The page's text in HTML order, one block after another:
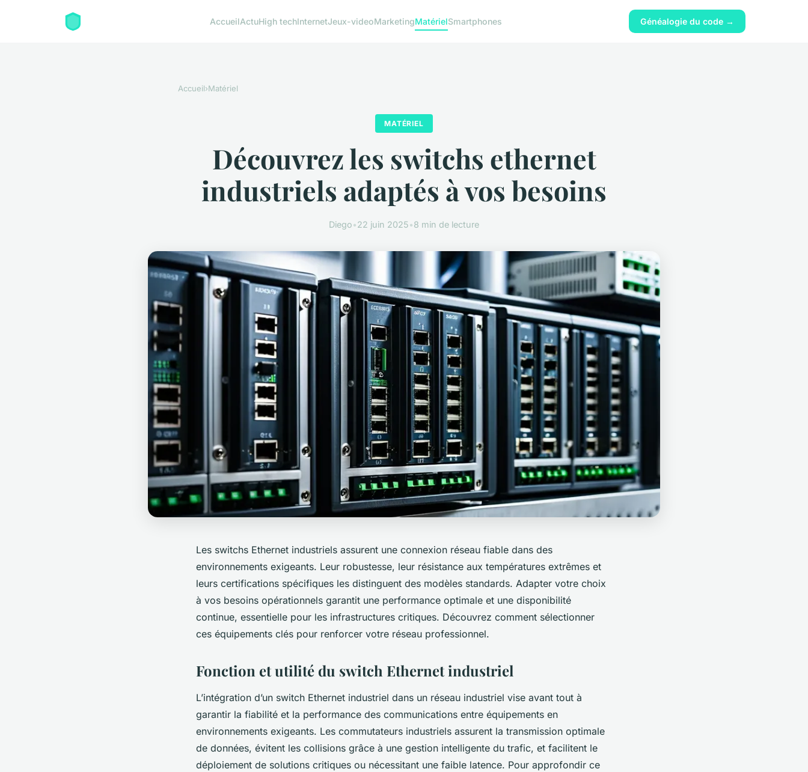
AccueilActuHigh techInternetJeux-videoMarketingMatérielSmartphones Généalogie du code →
Accueil›Matériel
MATÉRIEL
Découvrez les switchs ethernet
industriels adaptés à vos besoins
Diego•22 juin 2025•8 min de lecture
Les switchs Ethernet industriels assurent une connexion réseau fiable dans des
environnements exigeants. Leur robustesse, leur résistance aux températures extrêmes et
leurs certifications spécifiques les distinguent des modèles standards. Adapter votre choix
à vos besoins opérationnels garantit une performance optimale et une disponibilité
continue, essentielle pour les infrastructures critiques. Découvrez comment sélectionner
ces équipements clés pour renforcer votre réseau professionnel.
Fonction et utilité du switch Ethernet industriel
L’intégration d’un switch Ethernet industriel dans un réseau industriel vise avant tout à
garantir la fiabilité et la performance des communications entre équipements en
environnements exigeants. Les commutateurs industriels assurent la transmission optimale
de données, évitent les collisions grâce à une gestion intelligente du trafic, et facilitent le
déploiement de solutions critiques ou nécessitant une faible latence. Pour approfondir ce